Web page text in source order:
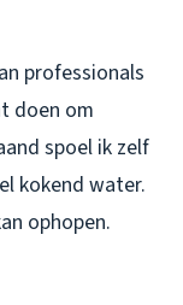
professionals
doen om
spoel ik zelf
kokend water.
ophopen.